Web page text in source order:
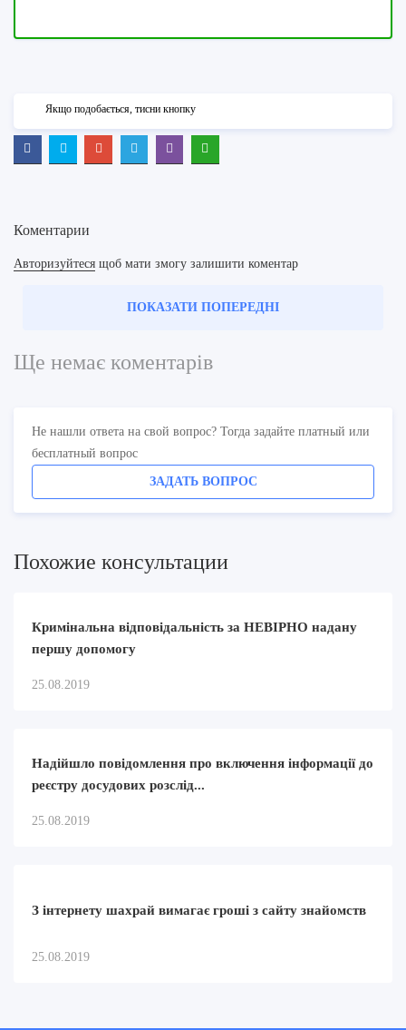
Якщо подобається, тисни кнопку
Коментарии
Авторизуйтеся щоб мати змогу залишити коментар
ПОКАЗАТИ ПОПЕРЕДНІ
Ще немає коментарів
Не нашли ответа на свой вопрос? Тогда задайте платный или
бесплатный вопрос
ЗАДАТЬ ВОПРОС
Похожие консультации
Кримінальна відповідальність за НЕВІРНО надану
першу допомогу
25.08.2019
Надійшло повідомлення про включення інформації до
реєстру досудових розслід...
25.08.2019
З інтернету шахрай вимагає гроші з сайту знайомств
25.08.2019